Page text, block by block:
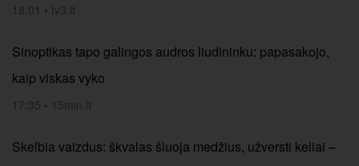
18:01 • tv3.lt
Sinoptikas tapo galingos audros liudininku: papasakojo,
kaip viskas vyko
17:35 • 15min.lt
Skelbia vaizdus: škvalas šluoja medžius, užversti keliai –